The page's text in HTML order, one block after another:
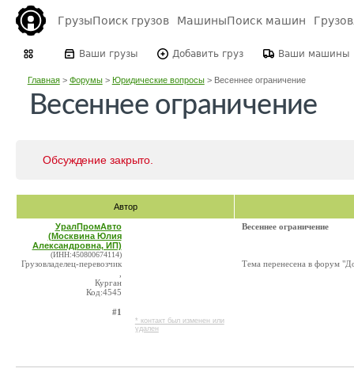
ГрузыПоиск грузов МашиныПоиск машин
Ваши грузы Добавить груз Ваши машины
Главная> Форумы> Юридические вопросы> Весеннее ограничение
Весеннее ограничение
Обсуждение закрыто.
Автор
УралПромАвто
(Москвина Юлия
Александровна, ИП)
(ИНН:450800674114)
Грузовладелец-перевозчик
Курган
Код:4545
#1
* контакт был изменен или
удален
Весеннее ограничение
Тема перенесена в форум